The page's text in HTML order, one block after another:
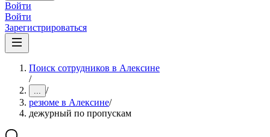
Войти
Войти
Зарегистрироваться
Поиск сотрудников в Алексине
/
... /
резюме в Алексине/
дежурный по пропускам